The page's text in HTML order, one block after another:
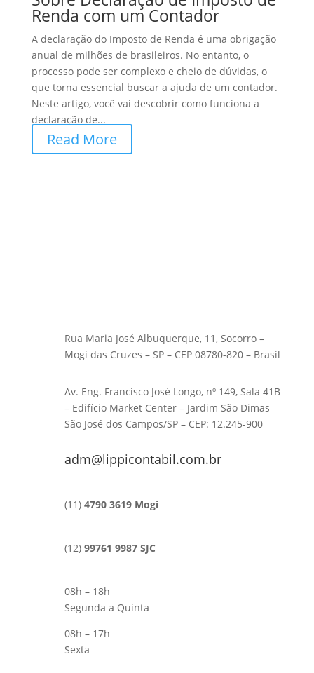
Renda com um Contador
A declaração do Imposto de Renda é uma obrigação
anual de milhões de brasileiros. No entanto, o
processo pode ser complexo e cheio de dúvidas, o
que torna essencial buscar a ajuda de um contador.
Neste artigo, você vai descobrir como funciona a
declaração de...
Read More
Rua Maria José Albuquerque, 11, Socorro –
Mogi das Cruzes – SP – CEP 08780-820 – Brasil
Av. Eng. Francisco José Longo, nº 149, Sala 41B
– Edifício Market Center – Jardim São Dimas
São José dos Campos/SP – CEP: 12.245-900
adm@lippicontabil.com.br
(11) 4790 3619 Mogi
(12) 99761 9987 SJC
08h – 18h
Segunda a Quinta
08h – 17h
Sexta